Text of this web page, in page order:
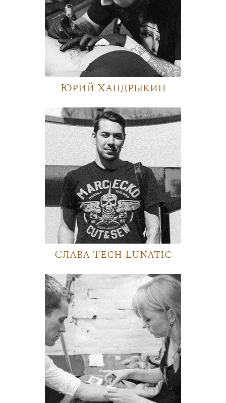
Юрий Хандрыкин
Слава Tech Lunatic